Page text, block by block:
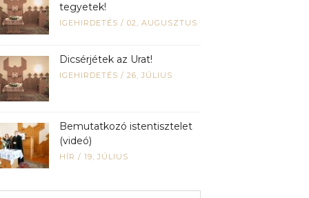
tegyetek!
IGEHIRDETÉS / 02, AUGUSZTUS
Dicsérjétek az Urat!
IGEHIRDETÉS / 26, JÚLIUS
Bemutatkozó istentisztelet
(videó)
HÍR / 19, JÚLIUS